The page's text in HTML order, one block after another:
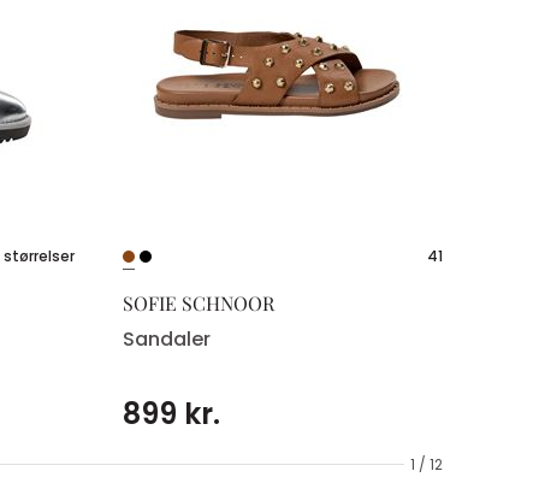
1 / 12
størrelser 41
SOFIE SCHNOOR
Sandaler
899 kr.